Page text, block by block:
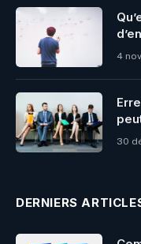
4
30
DERNIERS